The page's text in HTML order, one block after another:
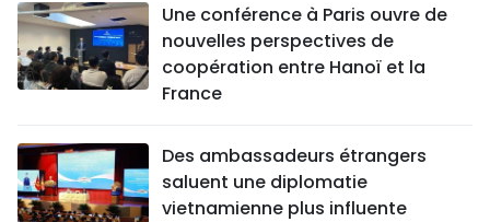
Une conférence à Paris ouvre de
nouvelles perspectives de
coopération entre Hanoï et la
France
Des ambassadeurs étrangers
saluent une diplomatie
vietnamienne plus influente